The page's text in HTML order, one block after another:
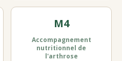
M4
Accompagnement
nutritionnel de
l'arthrose